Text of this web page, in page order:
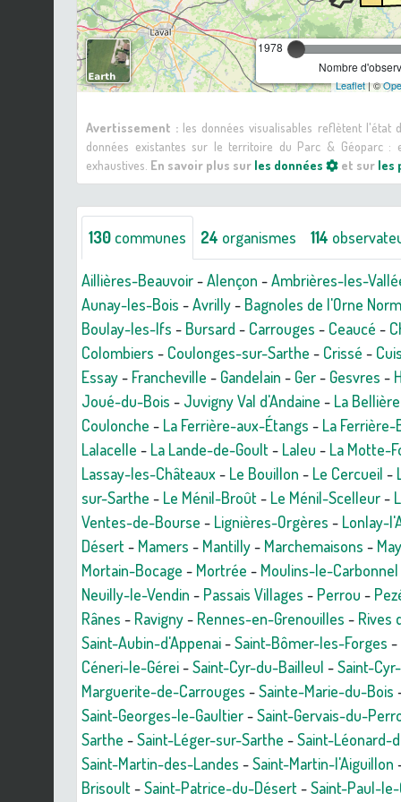
1978
Nombre
Leaflet| ©
Avertissement : les données visualisables reflètent l'état
données existantes sur le territoire du Parc & Géoparc :
exhaustives. En savoir plus sur les données et sur les
130 communes 24 organismes 114
Aillières-Beauvoir-Alençon -Ambrières-les-
Aunay-les-Bois -Avrilly- Bagnoles de l'Orne
Boulay-les-Ifs - Bursard - Carrouges - Ceaucé -
Colombiers - Coulonges-sur-Sarthe - Crissé -
Essay- Francheville - Gandelain - Ger- Gesvres -
Joué-du-Bois - Juvigny Val d'Andaine - La Bellière
Coulonche - La Ferrière-aux-Étangs - La
Lalacelle - La Lande-de-Goult- Laleu - La Motte-
Lassay-les-Châteaux - Le Bouillon - Le Cercueil -
sur-Sarthe - Le Ménil-Broût- Le Ménil-Scelleur-
Ventes-de-Bourse - Lignières-Orgères - Lonlay-
Désert- Mamers - Mantilly- Marchemaisons -
Mortain-Bocage - Mortrée - Moulins-le-Carbonnel
Neuilly-le-Vendin - Passais Villages - Perrou -
Rânes - Ravigny- Rennes-en-Grenouilles - Rives
Saint-Aubin-d'Appenai-Saint-Bômer-les-Forges -
Céneri-le-Gérei-Saint-Cyr-du-Bailleul -Saint-
Marguerite-de-Carrouges -Sainte-Marie-du-Bois
Saint-Georges-le-Gaultier-Saint-Gervais-du-
Sarthe -Saint-Léger-sur-Sarthe -Saint-Léonard-
Saint-Martin-des-Landes -Saint-Martin-l'Aiguillon
Brisoult-Saint-Patrice-du-Désert-Saint-Paul-